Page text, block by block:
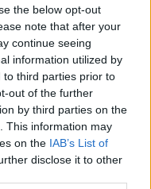
the below opt-out
note that after your
continue seeing
information utilized by
to third parties prior to
out of the further
by third parties on the
This information may
on the IAB’s List of
disclose it to other